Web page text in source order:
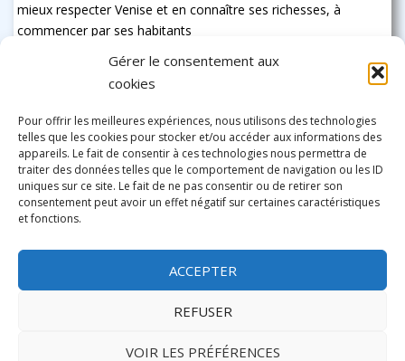
Gérer le consentement aux
cookies
Pour offrir les meilleures expériences, nous utilisons des technologies
telles que les cookies pour stocker et/ou accéder aux informations des
appareils. Le fait de consentir à ces technologies nous permettra de
traiter des données telles que le comportement de navigation ou les ID
uniques sur ce site. Le fait de ne pas consentir ou de retirer son
consentement peut avoir un effet négatif sur certaines caractéristiques
et fonctions.
ACCEPTER
REFUSER
VOIR LES PRÉFÉRENCES
mieux respecter Venise et en connaître ses richesses, à
commencer par ses habitants